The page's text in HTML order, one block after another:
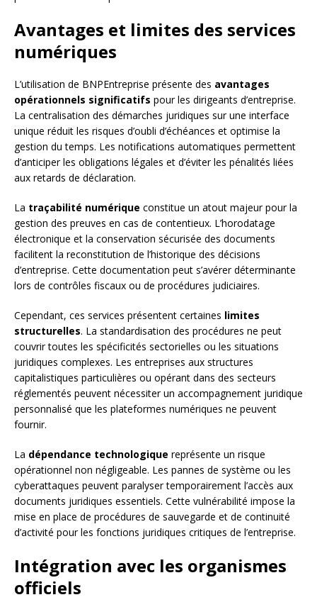
Avantages et limites des services
numériques
L’utilisation de BNPEntreprise présente des avantages
opérationnels significatifs pour les dirigeants d’entreprise.
La centralisation des démarches juridiques sur une interface
unique réduit les risques d’oubli d’échéances et optimise la
gestion du temps. Les notifications automatiques permettent
d’anticiper les obligations légales et d’éviter les pénalités liées
aux retards de déclaration.
La traçabilité numérique constitue un atout majeur pour la
gestion des preuves en cas de contentieux. L’horodatage
électronique et la conservation sécurisée des documents
facilitent la reconstitution de l’historique des décisions
d’entreprise. Cette documentation peut s’avérer déterminante
lors de contrôles fiscaux ou de procédures judiciaires.
Cependant, ces services présentent certaines limites
structurelles. La standardisation des procédures ne peut
couvrir toutes les spécificités sectorielles ou les situations
juridiques complexes. Les entreprises aux structures
capitalistiques particulières ou opérant dans des secteurs
réglementés peuvent nécessiter un accompagnement juridique
personnalisé que les plateformes numériques ne peuvent
fournir.
La dépendance technologique représente un risque
opérationnel non négligeable. Les pannes de système ou les
cyberattaques peuvent paralyser temporairement l’accès aux
documents juridiques essentiels. Cette vulnérabilité impose la
mise en place de procédures de sauvegarde et de continuité
d’activité pour les fonctions juridiques critiques de l’entreprise.
Intégration avec les organismes
officiels